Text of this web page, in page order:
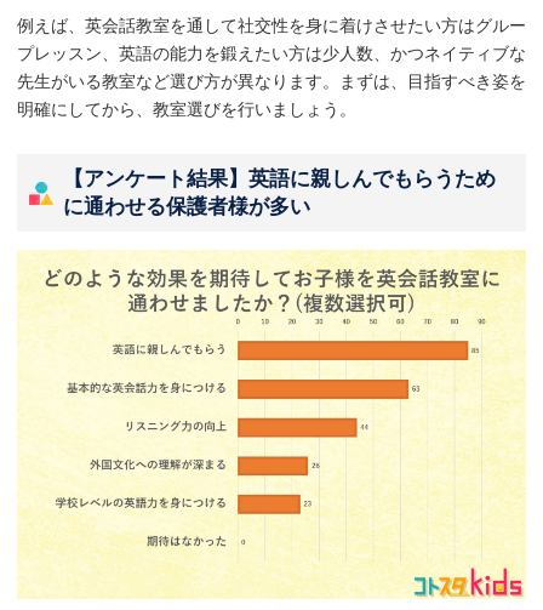
例えば、英会話教室を通して社交性を身に着けさせたい方はグルー
プレッスン、英語の能力を鍛えたい方は少人数、かつネイティブな
先生がいる教室など選び方が異なります。まずは、目指すべき姿を
明確にしてから、教室選びを行いましょう。
【アンケート結果】英語に親しんでもらうため
に通わせる保護者様が多い